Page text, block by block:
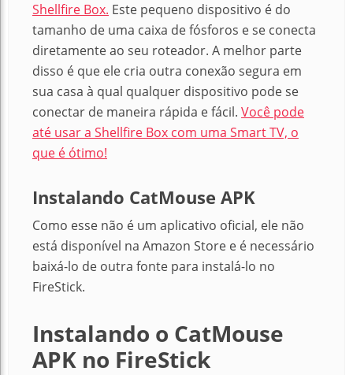
Shellfire Box. Este pequeno dispositivo é do
tamanho de uma caixa de fósforos e se conecta
diretamente ao seu roteador. A melhor parte
disso é que ele cria outra conexão segura em
sua casa à qual qualquer dispositivo pode se
conectar de maneira rápida e fácil. Você pode
até usar a Shellfire Box com uma Smart TV, o
que é ótimo!
Instalando CatMouse APK
Como esse não é um aplicativo oficial, ele não
está disponível na Amazon Store e é necessário
baixá-lo de outra fonte para instalá-lo no
FireStick.
Instalando o CatMouse
APK no FireStick